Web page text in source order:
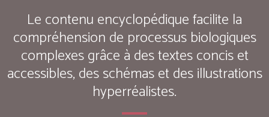
Le contenu encyclopédique facilite la
compréhension de processus biologiques
complexes grâce à des textes concis et
accessibles, des schémas et des illustrations
hyperréalistes.